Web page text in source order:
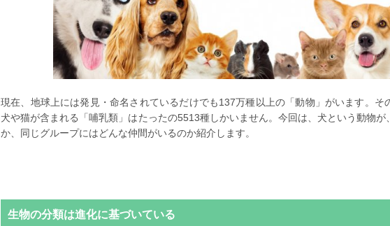
現在、地球上には発見・命名されているだけでも137万種以上の「動物」がいます。そ
犬や猫が含まれる「哺乳類」はたったの5513種しかいません。今回は、犬という動物
か、同じグループにはどんな仲間がいるのか紹介します。
生物の分類は進化に基づいている